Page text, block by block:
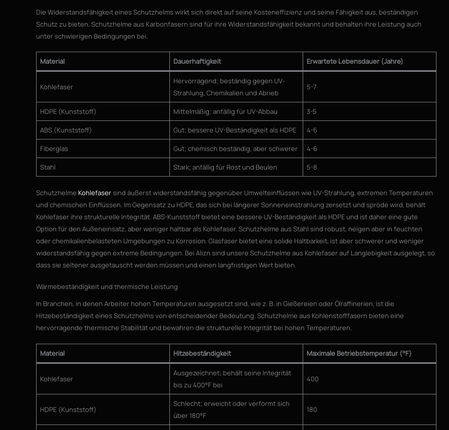
Die Widerstandsfähigkeit eines Schutzhelms wirkt sich direkt auf seine Kosteneffizienz und seine Fähigkeit aus, beständigen
Schutz zu bieten. Schutzhelme aus Karbonfasern sind für ihre Widerstandsfähigkeit bekannt und behalten ihre Leistung auch
unter schwierigen Bedingungen bei.
Material Dauerhaftigkeit Erwartete Lebensdauer (Jahre)
Kohlefaser
Hervorragend; beständig gegen UV-
Strahlung, Chemikalien und Abrieb
5-7
HDPE (Kunststoff) Mittelmäßig; anfällig für UV-Abbau 3-5
ABS (Kunststoff) Gut; bessere UV-Beständigkeit als HDPE 4-6
Fiberglas Gut; chemisch beständig, aber schwerer 4-6
Stahl Stark; anfällig für Rost und Beulen 5-8
Schutzhelme Kohlefasersind äußerst widerstandsfähig gegenüber Umwelteinflüssen wie UV-Strahlung, extremen Temperaturen
und chemischen Einflüssen. Im Gegensatz zu HDPE, das sich bei längerer Sonneneinstrahlung zersetzt und spröde wird, behält
Kohlefaser ihre strukturelle Integrität. ABS-Kunststoff bietet eine bessere UV-Beständigkeit als HDPE und ist daher eine gute
Option für den Außeneinsatz, aber weniger haltbar als Kohlefaser. Schutzhelme aus Stahl sind robust, neigen aber in feuchten
oder chemikalienbelasteten Umgebungen zu Korrosion. Glasfaser bietet eine solide Haltbarkeit, ist aber schwerer und weniger
widerstandsfähig gegen extreme Bedingungen. Bei Alizn sind unsere Schutzhelme aus Kohlefaser auf Langlebigkeit ausgelegt, so
dass sie seltener ausgetauscht werden müssen und einen langfristigen Wert bieten.
Wärmebeständigkeit und thermische Leistung
In Branchen, in denen Arbeiter hohen Temperaturen ausgesetzt sind, wie z. B. in Gießereien oder Ölraffinerien, ist die
Hitzebeständigkeit eines Schutzhelms von entscheidender Bedeutung. Schutzhelme aus Kohlenstofffasern bieten eine
hervorragende thermische Stabilität und bewahren die strukturelle Integrität bei hohen Temperaturen.
Material Hitzebeständigkeit Maximale Betriebstemperatur (°F)
Kohlefaser
Ausgezeichnet; behält seine Integrität
bis zu 400°F bei
400
HDPE (Kunststoff)
Schlecht; erweicht oder verformt sich
über 180°F
180